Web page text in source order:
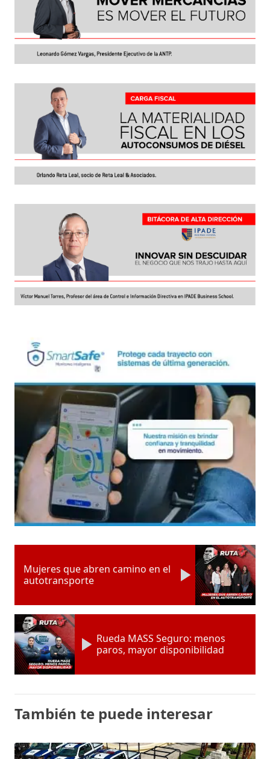
Mujeres que abren camino en el
autotransporte
Rueda MASS Seguro: menos
paros, mayor disponibilidad
También te puede interesar